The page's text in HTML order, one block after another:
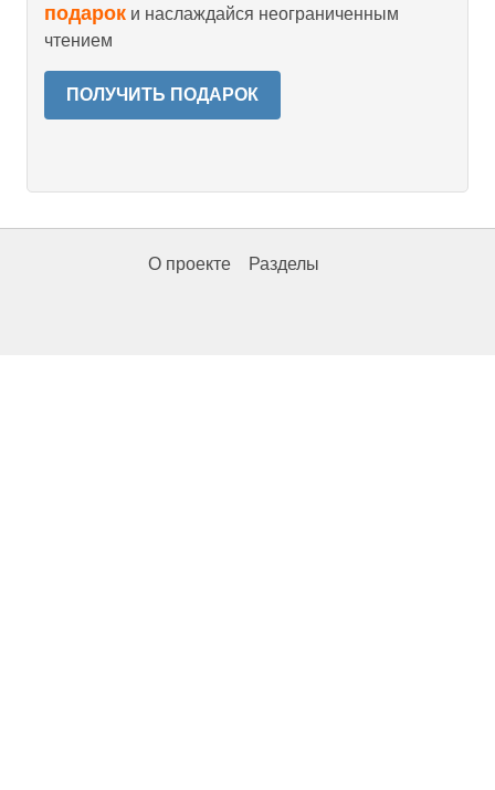
подарок и наслаждайся неограниченным
чтением
ПОЛУЧИТЬ ПОДАРОК
О проекте Разделы